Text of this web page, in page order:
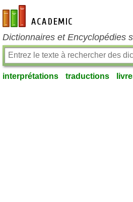
fr-academic.com
Dictionnaires et Encyclopédies
interprétations traductions